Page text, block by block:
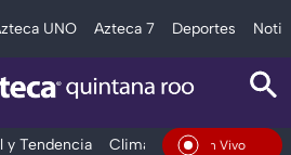
UNO Azteca 7 Deportes
y Tendencia Clima Tráfico
En Vivo